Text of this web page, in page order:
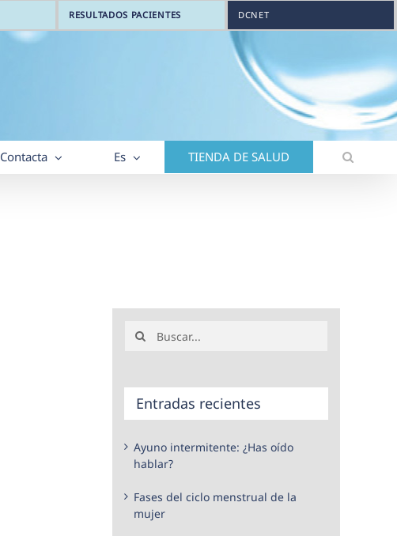
RESULTADOS PACIENTES DCNET
Contacta Es TIENDA DE SALUD
Buscar:
Entradas recientes
Ayuno intermitente: ¿Has oído
hablar?
Fases del ciclo menstrual de la
mujer